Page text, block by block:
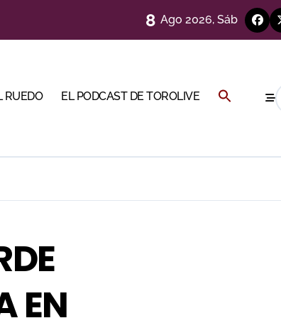
marcada por el buen juego de Los Maños
de Huesca
euro
8 Ago 2026, Sáb
RUEDO EL PODCAST DE TOROLIVE Buscar:
EN